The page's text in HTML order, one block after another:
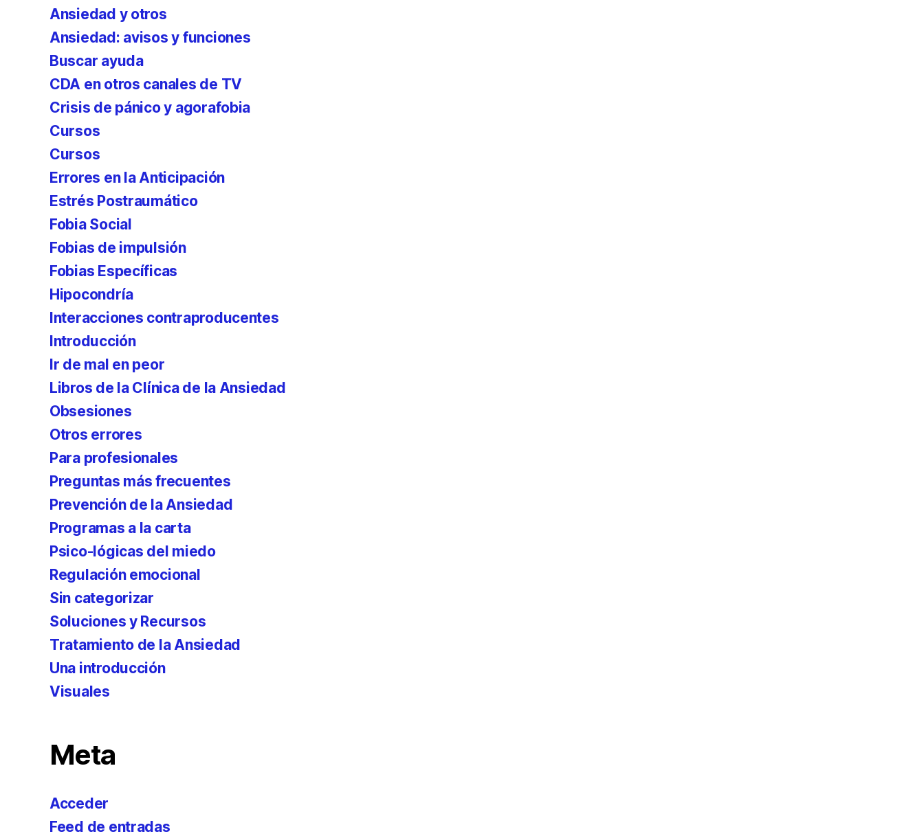
Ansiedad y otros
Ansiedad: avisos y funciones
Buscar ayuda
CDA en otros canales de TV
Crisis de pánico y agorafobia
Cursos
Cursos
Errores en la Anticipación
Estrés Postraumático
Fobia Social
Fobias de impulsión
Fobias Específicas
Hipocondría
Interacciones contraproducentes
Introducción
Ir de mal en peor
Libros de la Clínica de la Ansiedad
Obsesiones
Otros errores
Para profesionales
Preguntas más frecuentes
Prevención de la Ansiedad
Programas a la carta
Psico-lógicas del miedo
Regulación emocional
Sin categorizar
Soluciones y Recursos
Tratamiento de la Ansiedad
Una introducción
Visuales
Meta
Acceder
Feed de entradas